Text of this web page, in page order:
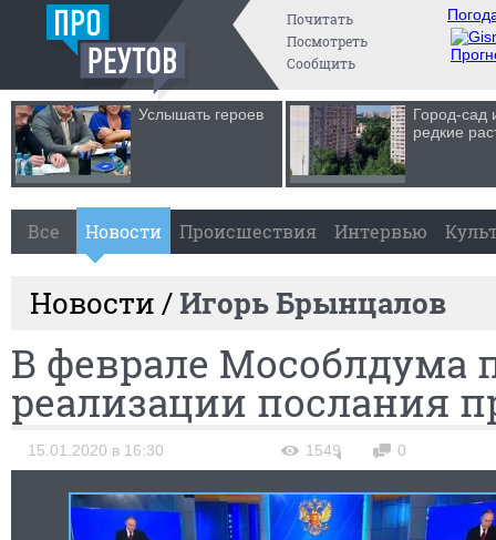
Почитать
Посмотреть
Сообщить
Услышать героев
Город-сад
редкие
Все Новости Происшествия Интервью
Новости / Игорь Брынцалов
В феврале Мособлдума
реализации послания
15.01.2020 в 16:30 1549 0